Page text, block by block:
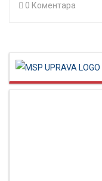
0 Коментара